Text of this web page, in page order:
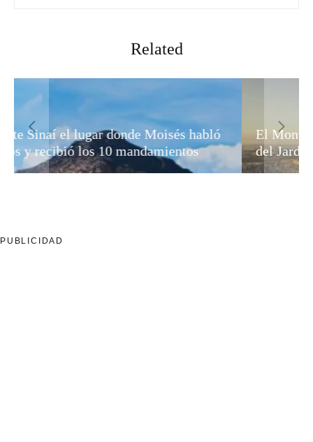
Related
El Monte de los Olivos: ¿La Puerta Perdida
del Jardín del Edén?
PUBLICIDAD